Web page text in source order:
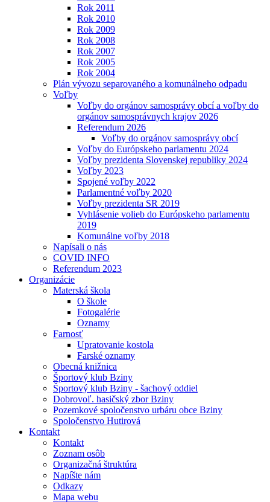
Rok 2011
Rok 2010
Rok 2009
Rok 2008
Rok 2007
Rok 2005
Rok 2004
Plán vývozu separovaného a komunálneho odpadu
Voľby
Voľby do orgánov samosprávy obcí a voľby do
orgánov samosprávnych krajov 2026
Referendum 2026
Voľby do orgánov samosprávy obcí
Voľby do Európskeho parlamentu 2024
Voľby prezidenta Slovenskej republiky 2024
Voľby 2023
Spojené voľby 2022
Parlamentné voľby 2020
Voľby prezidenta SR 2019
Vyhlásenie volieb do Európskeho parlamentu
2019
Komunálne voľby 2018
Napísali o nás
COVID INFO
Referendum 2023
Organizácie
Materská škola
O škole
Fotogalérie
Oznamy
Farnosť
Upratovanie kostola
Farské oznamy
Obecná knižnica
Športový klub Bziny
Športový klub Bziny - šachový oddiel
Dobrovoľ. hasičský zbor Bziny
Pozemkové spoločenstvo urbáru obce Bziny
Spoločenstvo Hutirová
Kontakt
Kontakt
Zoznam osôb
Organizačná štruktúra
Napíšte nám
Odkazy
Mapa webu